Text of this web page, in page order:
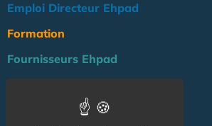
Emploi Directeur Ehpad
Formation
Fournisseurs Ehpad
Réglementation